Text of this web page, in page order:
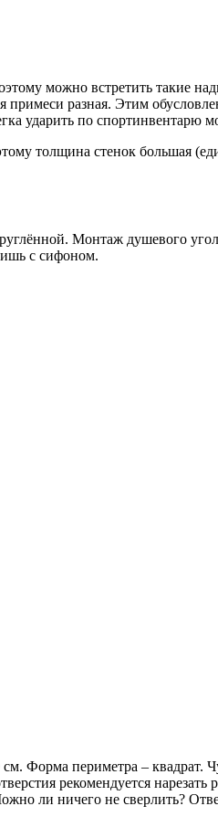
можно встретить такие
разная. Этим
ударить по спортинвентарю
толщина стенок большая
Монтаж душевого
с сифоном.
Форма периметра – квадрат.
рекомендуется нарезать
ли ничего не сверлить?